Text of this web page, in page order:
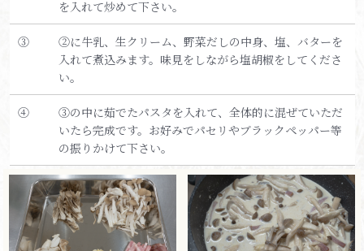
を入れて炒めて下さい。
③
②に牛乳、生クリーム、野菜だしの中身、塩、バターを
入れて煮込みます。味見をしながら塩胡椒をしてくださ
い。
④
③の中に茹でたパスタを入れて、全体的に混ぜていただ
いたら完成です。お好みでパセリやブラックペッパー等
の振りかけて下さい。